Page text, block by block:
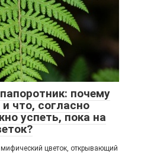
почему
что, согласно
успеть, пока на
цветок, открывающий